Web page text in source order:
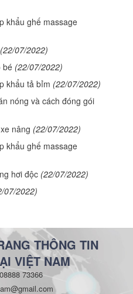
khẩu ghế massage
(22/07/2022)
bé (22/07/2022)
khẩu tả bỉm (22/07/2022)
nóng và cách đóng gói
nâng (22/07/2022)
khẩu ghế massage
hơi độc (22/07/2022)
07/2022)
THÔNG TIN
VIỆT NAM
08888 73366